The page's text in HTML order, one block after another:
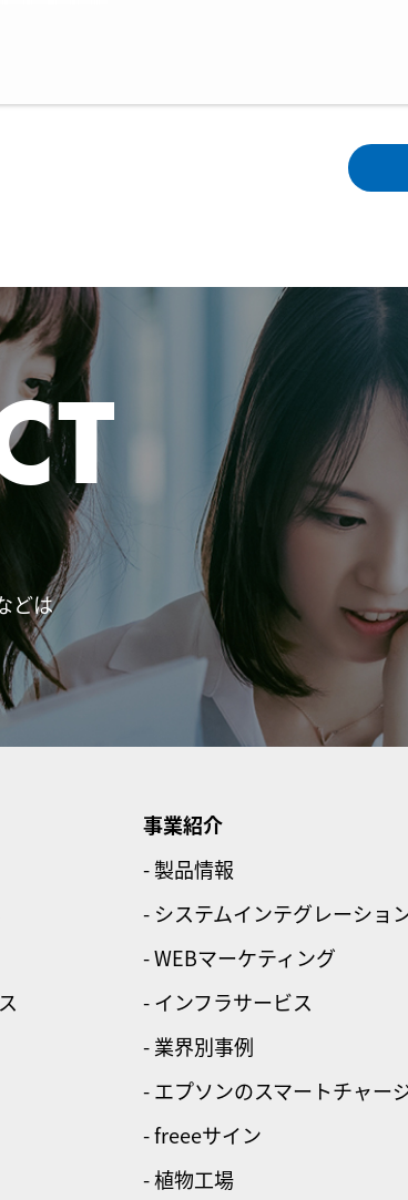
どは
事業紹介
- 製品情報
- システムインテグレーショ
- WEBマーケティング
- インフラサービス
- 業界別事例
- エプソンのスマートチャー
- freeeサイン
- 植物工場